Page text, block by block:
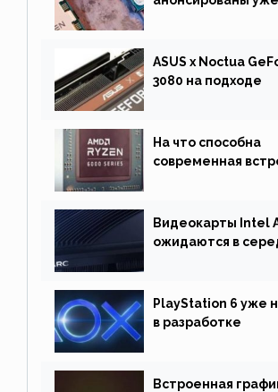
ASUS x Noctua
3080 на подходе
На что способна
современная
Видеокарты Intel
ожидаются в
PlayStation 6 уже
в разработке
Встроенная